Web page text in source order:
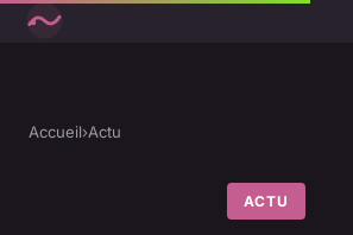
Accueil›Actu
ACTU